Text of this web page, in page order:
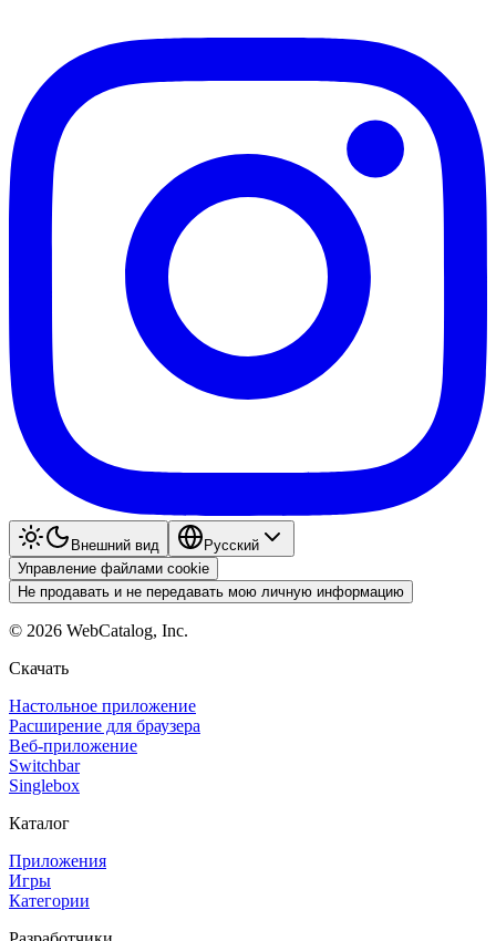
Внешний вид
Pyccкий
Управление файлами cookie
Не продавать и не передавать мою личную информацию
© 2026 WebCatalog, Inc.
Скачать
Настольное приложение
Расширение для браузера
Веб-приложение
Switchbar
Singlebox
Каталог
Приложения
Игры
Категории